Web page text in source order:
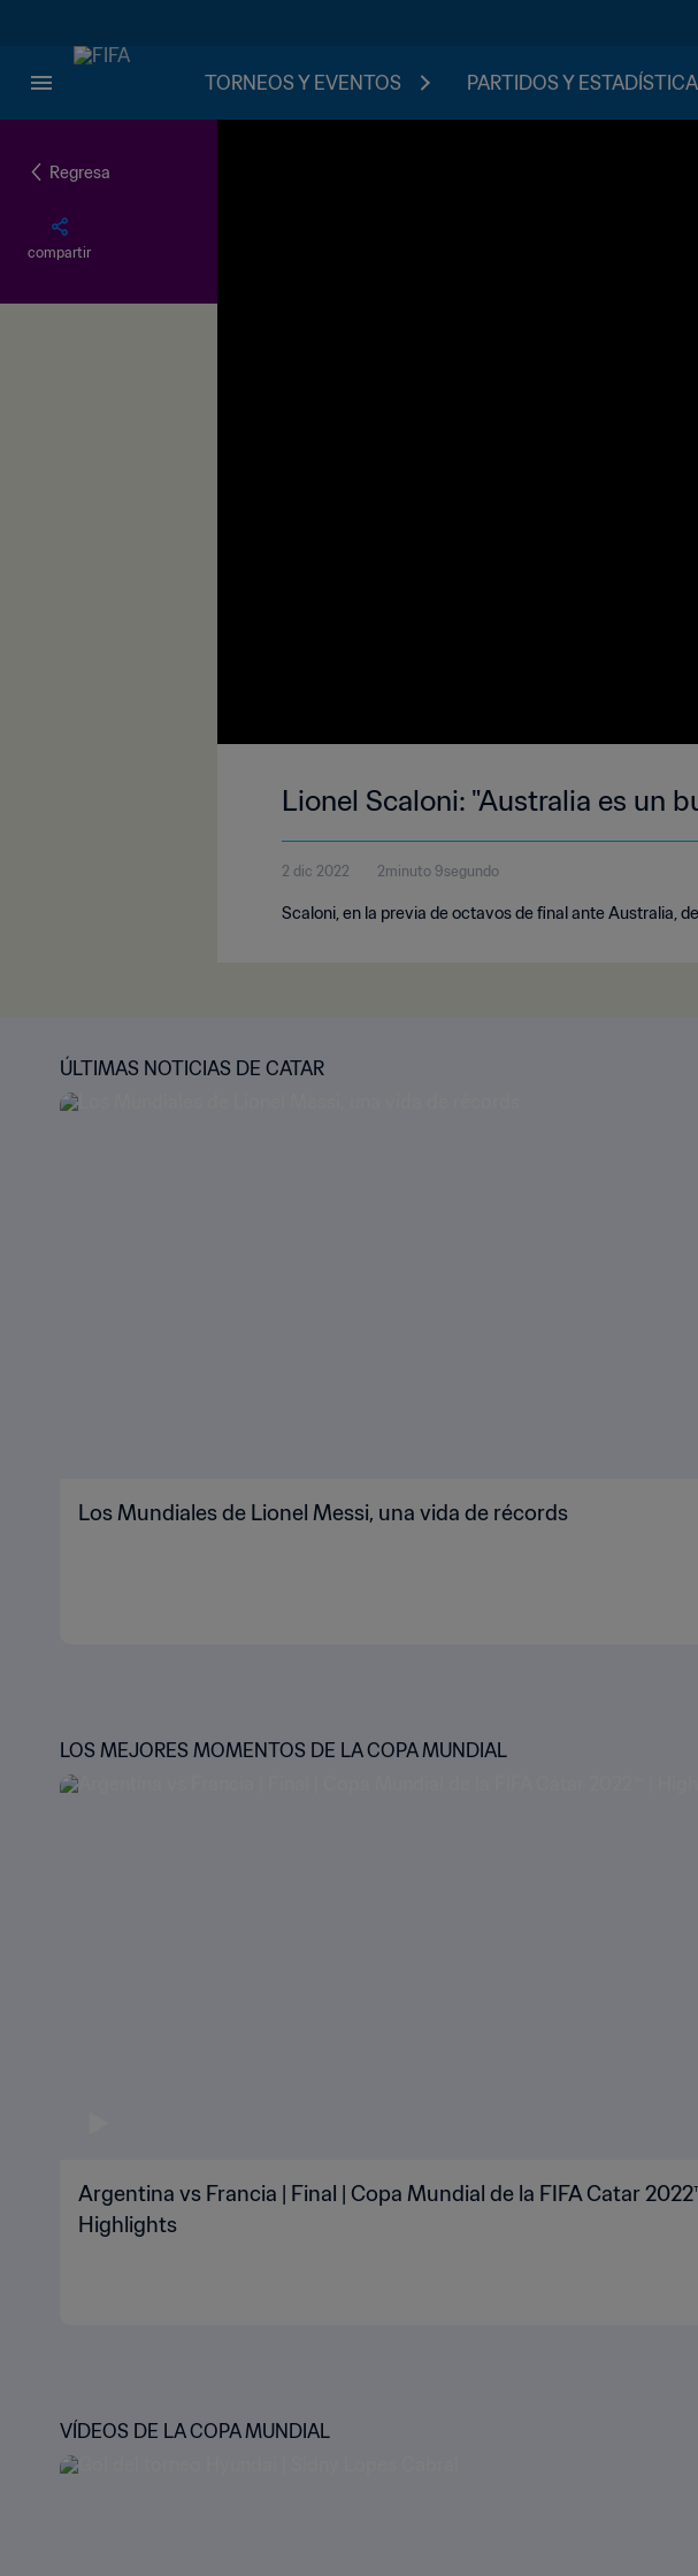
TORNEOS Y EVENTOS PARTIDOS Y
Regresa
compartir
Lionel Scaloni: "Australia es un
2 dic 2022 2minuto 9segundo
Scaloni, en la previa de octavos de final ante Australia,
ÚLTIMAS NOTICIAS DE CATAR
Los Mundiales de Lionel Messi, una vida de récords
LOS MEJORES MOMENTOS DE LA COPA MUNDIAL
Argentina vs Francia | Final | Copa Mundial de la FIFA Catar
Highlights
VÍDEOS DE LA COPA MUNDIAL